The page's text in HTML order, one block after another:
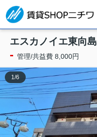
エスカノイエ東向島
- 管理/共益費 8,000円
1 /6